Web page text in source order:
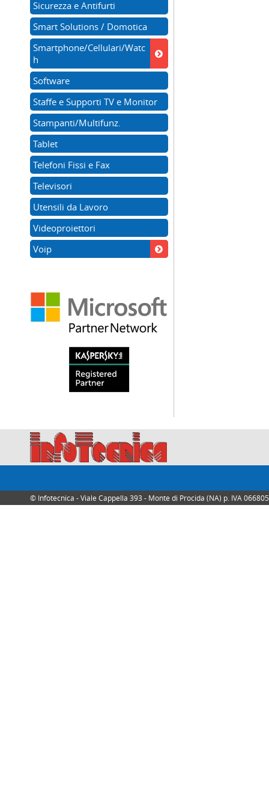
Sicurezza e Antifurti
Smart Solutions / Domotica
Smartphone/Cellulari/Watc
h
Software
Staffe e Supporti TV e Monitor
Stampanti/Multifunz.
Tablet
Telefoni Fissi e Fax
Televisori
Utensili da Lavoro
Videoproiettori
Voip
© Infotecnica - Viale Cappella 393 - Monte di Procida (NA) p. IVA